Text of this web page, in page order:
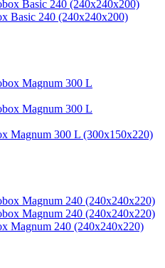
Basic 240 (240х240х200)
Magnum 300 L (300х150х220)
Magnum 240 (240х240х220)